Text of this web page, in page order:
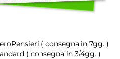
( consegna in 7gg. )
( consegna in 3/4gg. )